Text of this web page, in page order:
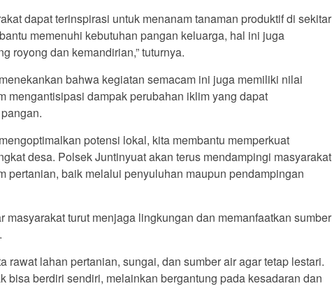
dapat terinspirasi untuk menanam tanaman produktif di sekitar
memenuhi kebutuhan pangan keluarga, hal ini juga
royong dan kemandirian,” tuturnya.
bahwa kegiatan semacam ini juga memiliki nilai
mengantisipasi dampak perubahan iklim yang dapat
potensi lokal, kita membantu memperkuat
desa. Polsek Juntinyuat akan terus mendampingi masyarakat
pertanian, baik melalui penyuluhan maupun pendampingan
masyarakat turut menjaga lingkungan dan memanfaatkan sumber
rawat lahan pertanian, sungai, dan sumber air agar tetap lestari.
bisa berdiri sendiri, melainkan bergantung pada kesadaran dan